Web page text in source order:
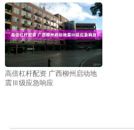
高倍杠杆配资 广西柳州启动地
震Ⅲ级应急响应